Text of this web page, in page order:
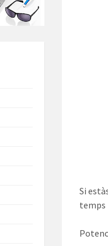
Si
temps